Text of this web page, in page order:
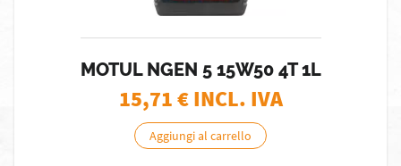
MOTUL NGEN 5 15W50 4T 1L
15,71€ INCL. IVA
Aggiungi al carrello